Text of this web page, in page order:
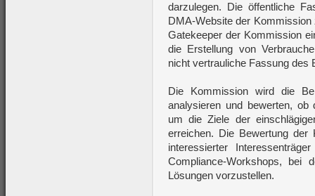
darzulegen. Die öffentliche
DMA-Website der
Gatekeeper der Kommission
die Erstellung von
nicht vertrauliche Fassung des
Die Kommission wird die
analysieren und bewerten,
um die Ziele der
erreichen. Die Bewertung
interessierter
Compliance-Workshops, bei
Lösungen vorzustellen.